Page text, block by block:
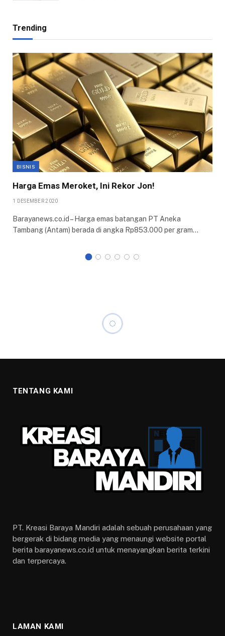
Trending
BISNIS
Harga Emas Meroket, Ini Rekor Jon!
1 DESEMBER 2020
Barayanews.co.id – Harga emas batangan PT Aneka
Tambang (Antam) berada di angka Rp853.000 per gram…
TENTANG KAMI
PT. Kreasi Baraya Mandiri adalah sebuah perusahaan yang
bergerak di bidang media yang menaungi website portal
berita barayanews.co.id untuk menayangkan berita terkini
dan terpercaya.
LAMAN KAMI